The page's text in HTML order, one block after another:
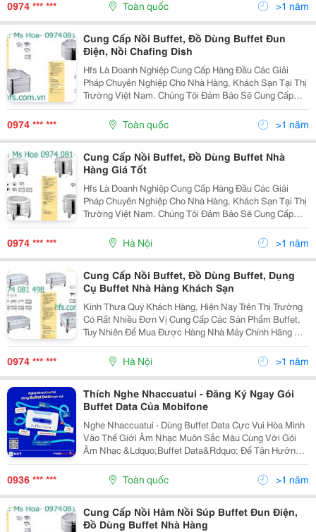
0974 *** *** Toàn quốc >1 năm
Cung Cấp Nồi Buffet, Đồ Dùng Buffet Đun
Điện, Nồi Chafing Dish
Hfs Là Doanh Nghiệp Cung Cấp Hàng Đầu Các Giải
Pháp Chuyên Nghiệp Cho Nhà Hàng, Khách Sạn Tại Thị
Trường Việt Nam. Chúng Tôi Đảm Bảo Sẽ Cung Cấp
Đầy Đủ Mọi Sản Phẩm Về Nhà Hàng,Khách Sạn Mà Quý
Khách Hàng Yêu Cầu. Các Sản Phẩm Nồi Bật Của
Chúng Tôi...
0974 *** *** Toàn quốc >1 năm
Cung Cấp Nồi Buffet, Đồ Dùng Buffet Nhà
Hàng Giá Tốt
Hfs Là Doanh Nghiệp Cung Cấp Hàng Đầu Các Giải
Pháp Chuyên Nghiệp Cho Nhà Hàng, Khách Sạn Tại Thị
Trường Việt Nam. Chúng Tôi Đảm Bảo Sẽ Cung Cấp
Đầy Đủ Mọi Sản Phẩm Về Nhà Hàng,Khách Sạn Mà Quý
Khách Hàng Yêu Cầu. Các Sản Phẩm Nồi Bật Của
Chúng Tôi...
0974 *** *** Hà Nội >1 năm
Cung Cấp Nồi Buffet, Đồ Dùng Buffet, Dụng
Cụ Buffet Nhà Hàng Khách Sạn
Kính Thưa Quý Khách Hàng, Hiện Nay Trên Thị Trường
Có Rất Nhiều Đơn Vị Cung Cấp Các Sản Phẩm Buffet,
Tuy Nhiên Để Mua Được Hàng Nhà Máy Chính Hãng Với
Chất Lượng Cao, Mẫu Mã Đẹp Thì Quý Khách Có Thể
Yên Tâm Khi Đến Với Hfs Vui Lòng Gọi Hotline:...
0974 *** *** Hà Nội >1 năm
Thích Nghe Nhaccuatui - Đăng Ký Ngay Gói
Buffet Data Của Mobifone
Nghe Nhaccuatui - Dùng Buffet Data Cực Vui Hòa Mình
Vào Thế Giới Âm Nhạc Muôn Sắc Màu Cùng Với Gói
Âm Nhạc &Ldquo;Buffet Data&Rdquo; Để Tận Hưởng
Những Giây Phút Nghe Nhạc Đỉnh Cao! Chỉ 10K/Ngày
Là Nhận Liền Ưu Đãi Cực Chất: - 8Gb/Ngày Data Tốc
0936 *** *** Toàn quốc >1 năm
Cung Cấp Nồi Hâm Nồi Súp Buffet Đun Điện,
Đồ Dùng Buffet Nhà Hàng